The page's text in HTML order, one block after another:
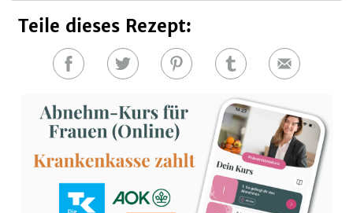
Teile dieses Rezept:
Auf
teilen
Auf
teilen
Auf
teilen
Auf
teilen
E-